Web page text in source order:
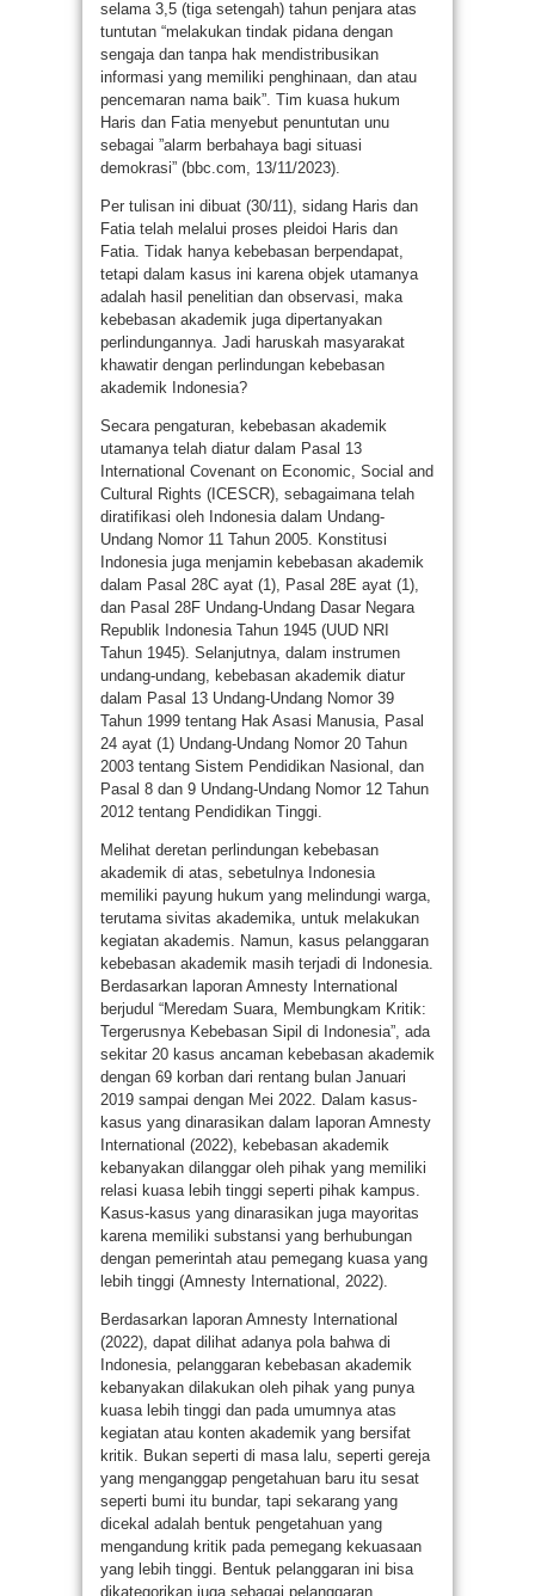
selama 3,5 (tiga setengah) tahun penjara atas
tuntutan “melakukan tindak pidana dengan
sengaja dan tanpa hak mendistribusikan
informasi yang memiliki penghinaan, dan atau
pencemaran nama baik”. Tim kuasa hukum
Haris dan Fatia menyebut penuntutan unu
sebagai ”alarm berbahaya bagi situasi
demokrasi” (bbc.com, 13/11/2023).
Per tulisan ini dibuat (30/11), sidang Haris dan
Fatia telah melalui proses pleidoi Haris dan
Fatia. Tidak hanya kebebasan berpendapat,
tetapi dalam kasus ini karena objek utamanya
adalah hasil penelitian dan observasi, maka
kebebasan akademik juga dipertanyakan
perlindungannya. Jadi haruskah masyarakat
khawatir dengan perlindungan kebebasan
akademik Indonesia?
Secara pengaturan, kebebasan akademik
utamanya telah diatur dalam Pasal 13
International Covenant on Economic, Social and
Cultural Rights (ICESCR), sebagaimana telah
diratifikasi oleh Indonesia dalam Undang-
Undang Nomor 11 Tahun 2005. Konstitusi
Indonesia juga menjamin kebebasan akademik
dalam Pasal 28C ayat (1), Pasal 28E ayat (1),
dan Pasal 28F Undang-Undang Dasar Negara
Republik Indonesia Tahun 1945 (UUD NRI
Tahun 1945). Selanjutnya, dalam instrumen
undang-undang, kebebasan akademik diatur
dalam Pasal 13 Undang-Undang Nomor 39
Tahun 1999 tentang Hak Asasi Manusia, Pasal
24 ayat (1) Undang-Undang Nomor 20 Tahun
2003 tentang Sistem Pendidikan Nasional, dan
Pasal 8 dan 9 Undang-Undang Nomor 12 Tahun
2012 tentang Pendidikan Tinggi.
Melihat deretan perlindungan kebebasan
akademik di atas, sebetulnya Indonesia
memiliki payung hukum yang melindungi warga,
terutama sivitas akademika, untuk melakukan
kegiatan akademis. Namun, kasus pelanggaran
kebebasan akademik masih terjadi di Indonesia.
Berdasarkan laporan Amnesty International
berjudul “Meredam Suara, Membungkam Kritik:
Tergerusnya Kebebasan Sipil di Indonesia”, ada
sekitar 20 kasus ancaman kebebasan akademik
dengan 69 korban dari rentang bulan Januari
2019 sampai dengan Mei 2022. Dalam kasus-
kasus yang dinarasikan dalam laporan Amnesty
International (2022), kebebasan akademik
kebanyakan dilanggar oleh pihak yang memiliki
relasi kuasa lebih tinggi seperti pihak kampus.
Kasus-kasus yang dinarasikan juga mayoritas
karena memiliki substansi yang berhubungan
dengan pemerintah atau pemegang kuasa yang
lebih tinggi (Amnesty International, 2022).
Berdasarkan laporan Amnesty International
(2022), dapat dilihat adanya pola bahwa di
Indonesia, pelanggaran kebebasan akademik
kebanyakan dilakukan oleh pihak yang punya
kuasa lebih tinggi dan pada umumnya atas
kegiatan atau konten akademik yang bersifat
kritik. Bukan seperti di masa lalu, seperti gereja
yang menganggap pengetahuan baru itu sesat
seperti bumi itu bundar, tapi sekarang yang
dicekal adalah bentuk pengetahuan yang
mengandung kritik pada pemegang kekuasaan
yang lebih tinggi. Bentuk pelanggaran ini bisa
dikategorikan juga sebagai pelanggaran